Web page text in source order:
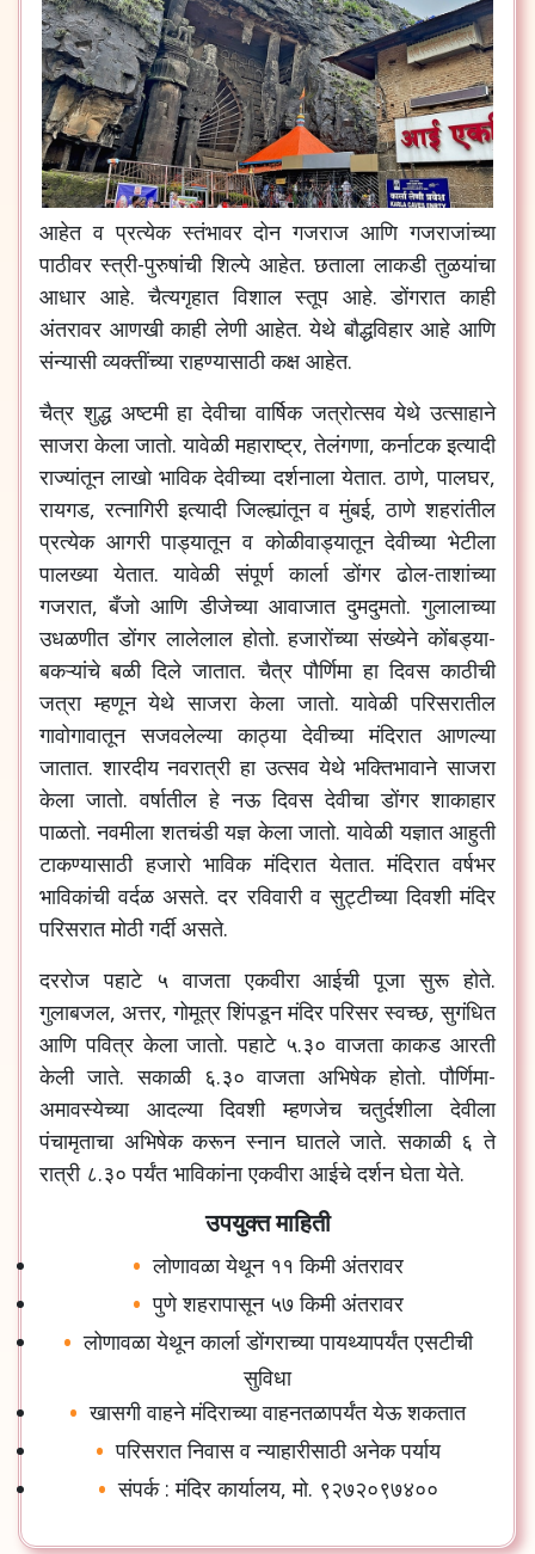
आहेत व प्रत्येक स्तंभावर दोन गजराज आणि गजराजांच्या
पाठीवर स्त्री-पुरुषांची शिल्पे आहेत. छताला लाकडी तुळयांचा
आधार आहे. चैत्यगृहात विशाल स्तूप आहे. डोंगरात काही
अंतरावर आणखी काही लेणी आहेत. येथे बौद्धविहार आहे आणि
संन्यासी व्यक्तींच्या राहण्यासाठी कक्ष आहेत.
चैत्र शुद्ध अष्टमी हा देवीचा वार्षिक जत्रोत्सव येथे उत्साहाने
साजरा केला जातो. यावेळी महाराष्ट्र, तेलंगणा, कर्नाटक इत्यादी
राज्यांतून लाखो भाविक देवीच्या दर्शनाला येतात. ठाणे, पालघर,
रायगड, रत्नागिरी इत्यादी जिल्ह्यांतून व मुंबई, ठाणे शहरांतील
प्रत्येक आगरी पाड्यातून व कोळीवाड्यातून देवीच्या भेटीला
पालख्या येतात. यावेळी संपूर्ण कार्ला डोंगर ढोल-ताशांच्या
गजरात, बँजो आणि डीजेच्या आवाजात दुमदुमतो. गुलालाच्या
उधळणीत डोंगर लालेलाल होतो. हजारोंच्या संख्येने कोंबड्या-
बकऱ्यांचे बळी दिले जातात. चैत्र पौर्णिमा हा दिवस काठीची
जत्रा म्हणून येथे साजरा केला जातो. यावेळी परिसरातील
गावोगावातून सजवलेल्या काठ्या देवीच्या मंदिरात आणल्या
जातात. शारदीय नवरात्री हा उत्सव येथे भक्तिभावाने साजरा
केला जातो. वर्षातील हे नऊ दिवस देवीचा डोंगर शाकाहार
पाळतो. नवमीला शतचंडी यज्ञ केला जातो. यावेळी यज्ञात आहुती
टाकण्यासाठी हजारो भाविक मंदिरात येतात. मंदिरात वर्षभर
भाविकांची वर्दळ असते. दर रविवारी व सुट्टीच्या दिवशी मंदिर
परिसरात मोठी गर्दी असते.
दररोज पहाटे ५ वाजता एकवीरा आईची पूजा सुरू होते.
गुलाबजल, अत्तर, गोमूत्र शिंपडून मंदिर परिसर स्वच्छ, सुगंधित
आणि पवित्र केला जातो. पहाटे ५.३० वाजता काकड आरती
केली जाते. सकाळी ६.३० वाजता अभिषेक होतो. पौर्णिमा-
अमावस्येच्या आदल्या दिवशी म्हणजेच चतुर्दशीला देवीला
पंचामृताचा अभिषेक करून स्नान घातले जाते. सकाळी ६ ते
रात्री ८.३० पर्यंत भाविकांना एकवीरा आईचे दर्शन घेता येते.
उपयुक्त माहिती
लोणावळा येथून ११ किमी अंतरावर
पुणे शहरापासून ५७ किमी अंतरावर
लोणावळा येथून कार्ला डोंगराच्या पायथ्यापर्यंत एसटीची
सुविधा
खासगी वाहने मंदिराच्या वाहनतळापर्यंत येऊ शकतात
परिसरात निवास व न्याहारीसाठी अनेक पर्याय
संपर्क : मंदिर कार्यालय, मो. ९२७२०९७४००